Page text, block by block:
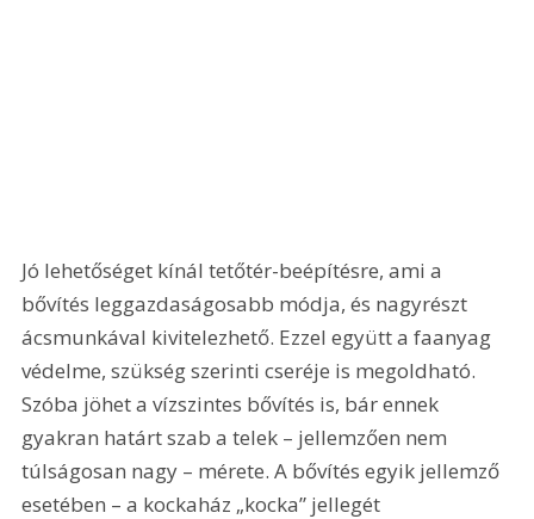
Jó lehetőséget kínál tetőtér-beépítésre, ami a
bővítés leggazdaságosabb módja, és nagyrészt
ácsmunkával kivitelezhető. Ezzel együtt a faanyag
védelme, szükség szerinti cseréje is megoldható.
Szóba jöhet a vízszintes bővítés is, bár ennek
gyakran határt szab a telek – jellemzően nem
túlságosan nagy – mérete. A bővítés egyik jellemző
esetében – a kockaház „kocka” jellegét